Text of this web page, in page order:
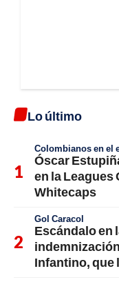
Lo último
Colombianos en el
Óscar
en la Leagues
Whitecaps
Gol Caracol
Escándalo en
Infantino, que